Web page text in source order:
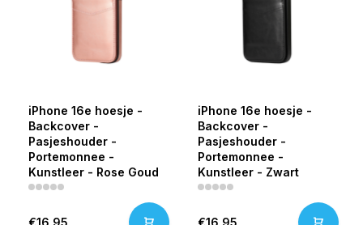
iPhone 16e hoesje -
Backcover -
Pasjeshouder -
Portemonnee -
Kunstleer - Rose Goud
€16,95
iPhone 16e hoesje -
Backcover -
Pasjeshouder -
Portemonnee -
Kunstleer - Zwart
€16,95